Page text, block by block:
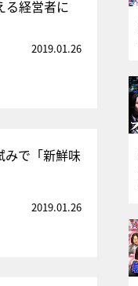
る経営者に
2019.01.26
みで「新鮮味
2019.01.26